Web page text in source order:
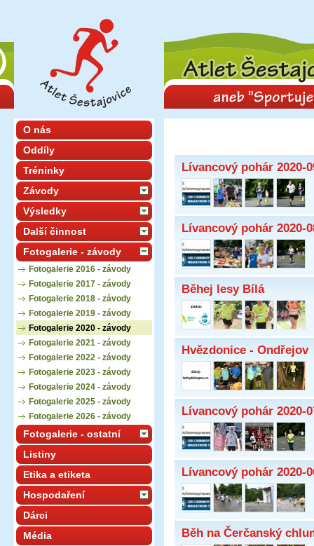
O nás
Oddíly
Tréninky
Závody
Výsledky
Další činnost
Fotogalerie - závody
Fotogalerie 2016 - závody
Fotogalerie 2017 - závody
Fotogalerie 2018 - závody
Fotogalerie 2019 - závody
Fotogalerie 2020 - závody
Fotogalerie 2021 - závody
Fotogalerie 2022 - závody
Fotogalerie 2023 - závody
Fotogalerie 2024 - závody
Fotogalerie 2025 - závody
Fotogalerie 2026 - závody
Fotogalerie - ostatní
Listiny
Etika a etiketa
Hospodaření
Dárci
Média
Lívancový pohár 2020-
Lívancový pohár 2020-
Běhej lesy Bílá
Hvězdonice - Ondřejov
Lívancový pohár 2020-
Lívancový pohár 2020-
Běh na Čerčanský